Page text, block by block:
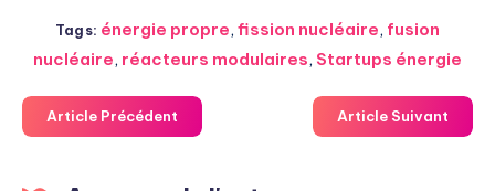
Tags: énergie propre, fission nucléaire, fusion
nucléaire, réacteurs modulaires, Startups énergie
Article Précédent Article Suivant